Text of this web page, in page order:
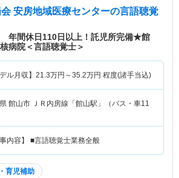
安房地域医療センターの言語聴覚
年間休日110日以上！託児所完備★館
病院＜言語聴覚士＞
ル月収】 21.3万円～35.2万円 程度(諸手当込)
館山市 ＪＲ内房線「館山駅」（バス・車11
事内容】 ■言語聴覚士業務全般
育児補助